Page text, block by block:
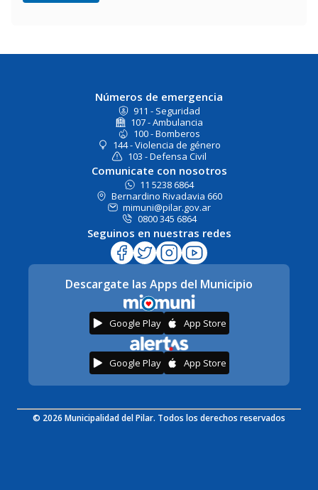
Números de emergencia
911 - Seguridad
107 - Ambulancia
100 - Bomberos
144 - Violencia de género
103 - Defensa Civil
Comunicate con nosotros
11 5238 6864
Bernardino Rivadavia 660
mimuni@pilar.gov.ar
0800 345 6864
Seguinos en nuestras redes
Descargate las Apps del Municipio
Google Play App Store
Google Play App Store
© 2026 Municipalidad del Pilar. Todos los derechos reservados